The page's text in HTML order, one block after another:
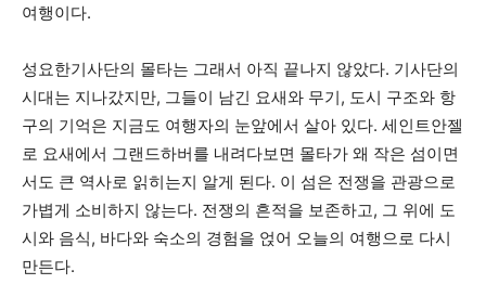
여행이다.
성요한기사단의 몰타는 그래서 아직 끝나지 않았다. 기사단의
시대는 지나갔지만, 그들이 남긴 요새와 무기, 도시 구조와 항
구의 기억은 지금도 여행자의 눈앞에서 살아 있다. 세인트안젤
로 요새에서 그랜드하버를 내려다보면 몰타가 왜 작은 섬이면
서도 큰 역사로 읽히는지 알게 된다. 이 섬은 전쟁을 관광으로
가볍게 소비하지 않는다. 전쟁의 흔적을 보존하고, 그 위에 도
시와 음식, 바다와 숙소의 경험을 얹어 오늘의 여행으로 다시
만든다.